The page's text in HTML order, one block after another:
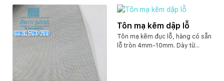
dài 20m. Dày 0.4mm lỗ 4mm.
Ngoài ra còn có chất liệu tole
kẽm, thép thường. Chúng tôi có
nhận sản xuất theo quy cách
yêu cầu.
theo độ dày yêu cầu, và khổ dài
rộng tùy ý khách hàng. Giá cả tại
xưởng…
Tôn mạ kẽm dập lỗ
Tôn mạ kẽm đục lỗ, hàng có sẵn
lỗ tròn 4mm-10mm. Dày từ